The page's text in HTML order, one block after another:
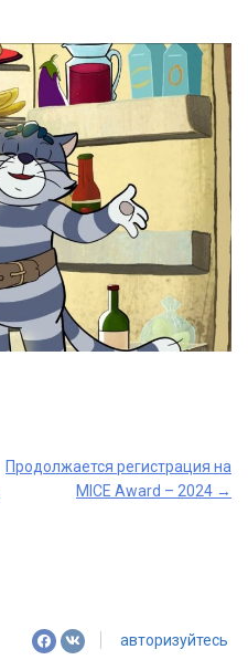
Продолжается регистрация на
MICE Award – 2024 →
авторизуйтесь